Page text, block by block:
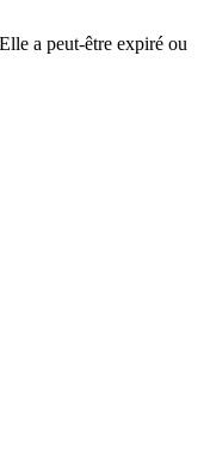
a peut-être expiré ou